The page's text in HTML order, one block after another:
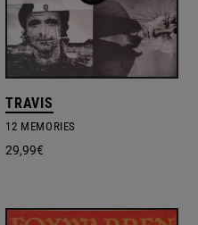
TRAVIS
12 MEMORIES
29,99€